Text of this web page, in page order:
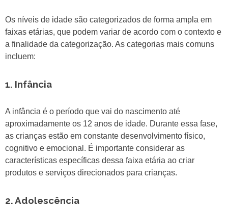
Os níveis de idade são categorizados de forma ampla em
faixas etárias, que podem variar de acordo com o contexto e
a finalidade da categorização. As categorias mais comuns
incluem:
1. Infância
A infância é o período que vai do nascimento até
aproximadamente os 12 anos de idade. Durante essa fase,
as crianças estão em constante desenvolvimento físico,
cognitivo e emocional. É importante considerar as
características específicas dessa faixa etária ao criar
produtos e serviços direcionados para crianças.
2. Adolescência